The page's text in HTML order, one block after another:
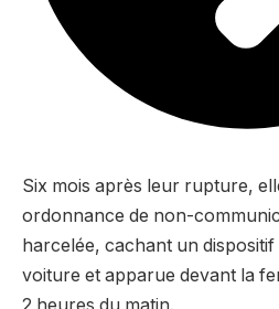
Six mois après leur rupture,
ordonnance de non-
harcelée, cachant un
voiture et apparue devant la